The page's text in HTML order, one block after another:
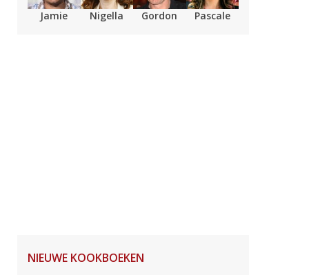
Jamie Nigella Gordon Pascale
NIEUWE KOOKBOEKEN